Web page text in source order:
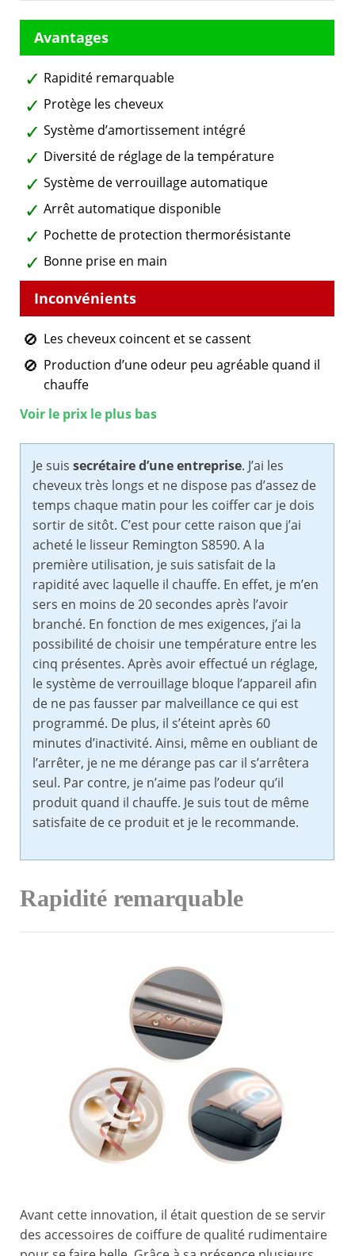
Rapidité remarquable
Protège les cheveux
Système d’amortissement intégré
Diversité de réglage de la température
Système de verrouillage automatique
Arrêt automatique disponible
Pochette de protection thermorésistante
Bonne prise en main
Les cheveux coincent et se cassent
Production d’une odeur peu agréable quand il
chauffe
Voir le prix le plus bas
Je suis secrétaire d’une entreprise. J’ai les
cheveux très longs et ne dispose pas d’assez de
temps chaque matin pour les coiffer car je dois
sortir de sitôt. C’est pour cette raison que j’ai
acheté le lisseur Remington S8590. A la
première utilisation, je suis satisfait de la
rapidité avec laquelle il chauffe. En effet, je m’en
sers en moins de 20 secondes après l’avoir
branché. En fonction de mes exigences, j’ai la
possibilité de choisir une température entre les
cinq présentes. Après avoir effectué un réglage,
le système de verrouillage bloque l’appareil afin
de ne pas fausser par malveillance ce qui est
programmé. De plus, il s’éteint après 60
minutes d’inactivité. Ainsi, même en oubliant de
l’arrêter, je ne me dérange pas car il s’arrêtera
seul. Par contre, je n’aime pas l’odeur qu’il
produit quand il chauffe. Je suis tout de même
satisfaite de ce produit et je le recommande.
Rapidité remarquable
Avant cette innovation, il était question de se servir
des accessoires de coiffure de qualité rudimentaire